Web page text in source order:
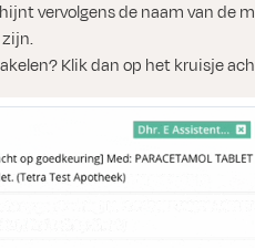
vervolgens de naam van de
Klik dan op het kruisje